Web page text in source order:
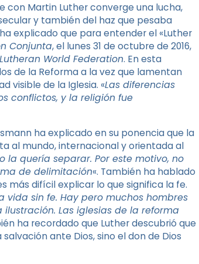
con Martin Luther converge una lucha,
y también del haz que pesaba
explicado que para entender el «Luther
Conjunta, el lunes 31 de octubre de 2016,
Lutheran World Federation. En esta
de la Reforma a la vez que lamentan
visible de la Iglesia. «Las diferencias
conflictos, y la religión fue
ha explicado en su ponencia que la
al mundo, internacional y orientada al
la quería separar. Por este motivo, no
de delimitación«. También ha hablado
más difícil explicar lo que significa la fe.
sin fe. Hay pero muchos hombres
Las iglesias de la reforma
ha recordado que Luther descubrió que
ante Dios, sino el don de Dios